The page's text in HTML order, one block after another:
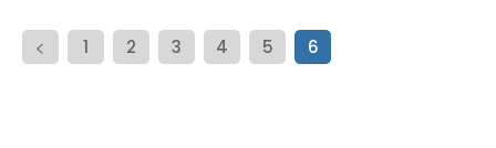
1 2 3 4 5 6